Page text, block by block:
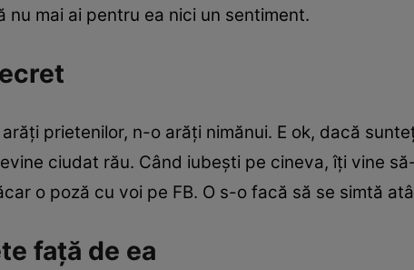
nu mai ai pentru ea nici un sentiment.
prietenilor, n-o arăţi nimănui. E ok, dacă
ciudat rău. Când iubeşti pe cineva, îţi vine
o poză cu voi pe FB. O s-o facă să se simtă
faţă de ea